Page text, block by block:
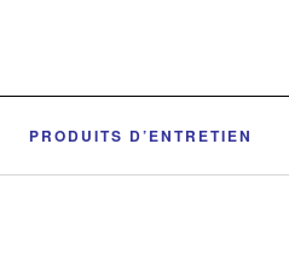
PRODUITS D’ENTRETIEN